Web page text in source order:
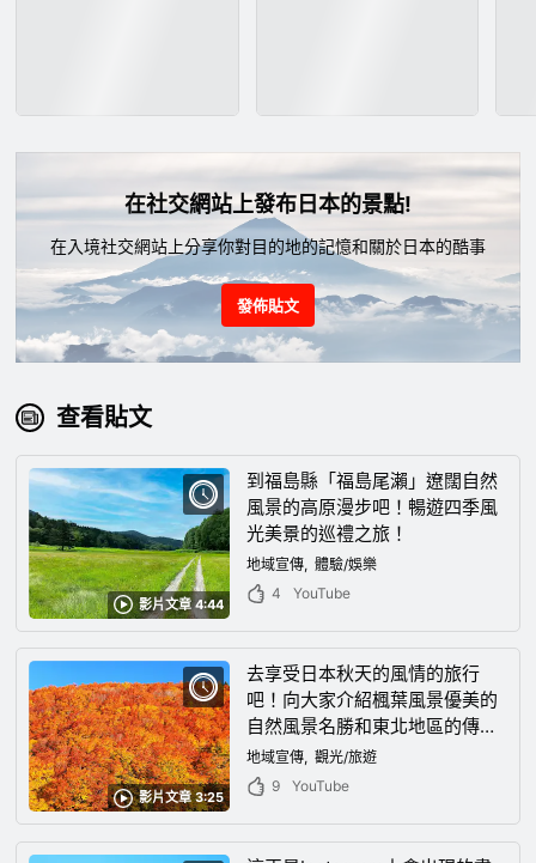
在社交網站上發布日本的景點!
在入境社交網站上分享你對目的地的記憶和關於日本的酷事
發佈貼文
查看貼文
影片文章 4:44
到福島縣「福島尾瀨」遼闊自然
風景的高原漫步吧！暢遊四季風
光美㬌的巡禮之旅！
地域宣傳
體驗/娛樂
4
YouTube
影片文章 3:25
去享受日本秋天的風情的旅行
吧！向大家介紹楓葉風景優美的
自然風景名勝和東北地區的傳統
文化！
地域宣傳
觀光/旅遊
9
YouTube